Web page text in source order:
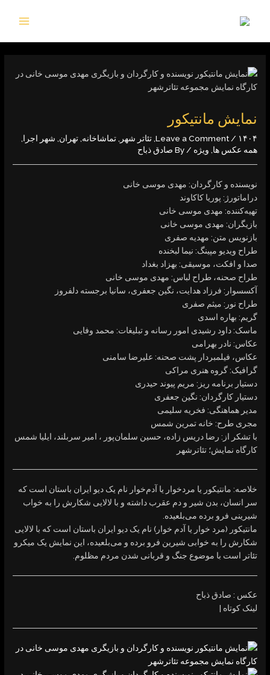
نمایش مانتیکور
Leave a Comment/۱۴۰۴ ,تئاتر شهر,تماشاخانه,تهران, شهر اجرا,
همه عکس ها , ویژه/ By صادق ذباح
نویسنده و کارگردان: مهدی ‌موسی ‌خانی
دراماتورژ: پوریا ‌کاکاوند
تهیه‌کننده: مهدی ‌موسی ‌خانی
بازیگران: مهدی ‌موسی ‌خانی
بازنویس متن: مهدیه ‌صفری
طراح ویدیو مپینگ: نیما ‌لبخنده
صدا و افکت، موسیقی: بهزاد ‌بغداد
طراح صحنه، طراح لباس: مهدی ‌موسی ‌خانی
آکسسوار: فرزاد ‌هدایت، نگین ‌جعفری، سانیا برجسته دلفروز
طراح نور: میثم ‌صفری
گریم: بهاره ‌اسدی
ماسک: داود رشیدی امور رسانه و تبلیغات: محمد وفایی
عکاس: نادر ‌بهرامی
عکاس، فیلمبردار پشت صحنه: علیرضا ‌سامنی
گرافیک: گروه ‌هنری ‌مراکی
دستیار برنامه ریز: مریم ‌پیوند ‌حیدری
دستیار کارگردان: نگین ‌جعفری
مدیر هماهنگی: فخریه سلیمی
مجری طرح: خانه ‌تمرین ‌شمس
با تشکر از: رضا ‌دریس ‌زاده، حسین ‌سلمان‌پور ، امیر ‌سربلند، ایلیا شمس
کارگاه نمایش؛ تئاترشهر
خلاصه:مانتیکور یا مردخوار یا آدم‌خوار نام یک دیو ایران باستان است که
سر انسان، بدن شیر و دم عقرب داشته و با لالایی شکارش را به خواب
شیرینی فرو برده می‌بلعیده.
مانتیکور (مرد خوار یا آدم خوار) نام یک دیو ایران باستان است که با لالایی
شکارش را به خوابی شیرین فرو برده و می‌بلعیده، این نمایش یک میکرو
تئاتر است با موضوع جنگ و قربانی شدن مردم مظلوم.
عکس : صادق ذباح
لینک کوتاه |